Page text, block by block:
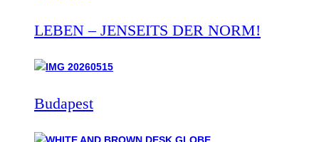
LEBEN – JENSEITS DER NORM!
Budapest